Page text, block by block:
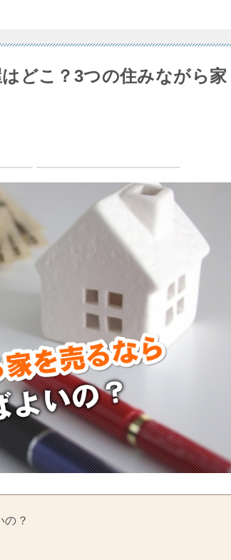
どこ？3つの住みながら家
の？